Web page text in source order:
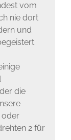
vom
nie dort
und
die
oder
2 für